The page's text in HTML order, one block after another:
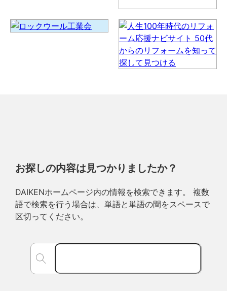
お探しの内容は見つかりましたか？
DAIKENホームページ内の情報を検索できます。 複数
語で検索を行う場合は、単語と単語の間をスペースで
区切ってください。